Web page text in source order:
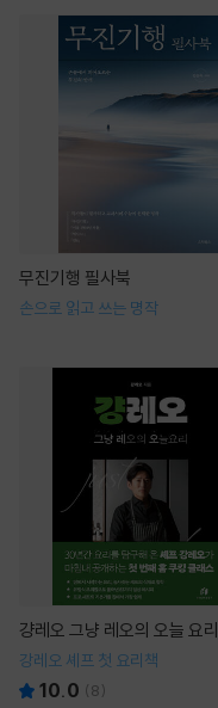
무진기행 필사북
손으로 읽고 쓰는 명작
걍레오 그냥 레오의 오늘 요리
강레오 셰프 첫 요리책
10.0 (8)